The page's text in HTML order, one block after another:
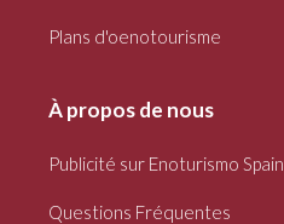
Plans d'oenotourisme
À propos de nous
Publicité sur Enoturismo Spain
Questions Fréquentes